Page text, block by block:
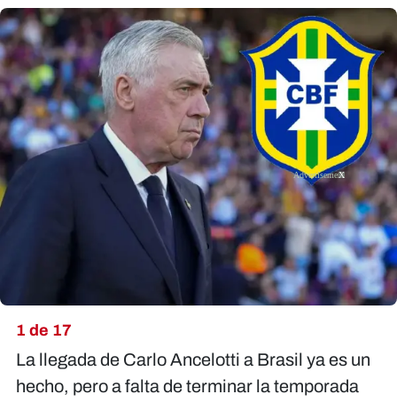
1 de 17
La llegada de Carlo Ancelotti a Brasil ya es un
hecho, pero a falta de terminar la temporada
X